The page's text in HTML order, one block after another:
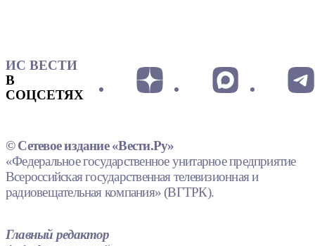
ИС ВЕСТИ
В
СОЦСЕТЯХ
© Сетевое издание «Вести.Ру»
«Федеральное государственное унитарное предприятие
Всероссийская государственная телевизионная и
радиовещательная компания» (ВГТРК).
Главный редактор